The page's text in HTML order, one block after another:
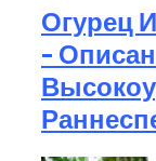
Огурец
–